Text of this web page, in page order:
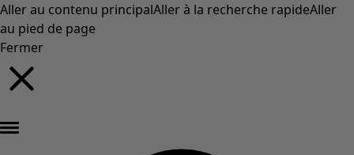
Aller au contenu principalAller à la recherche rapideAller
au pied de page
Fermer